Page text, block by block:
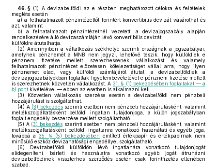
46. § (1) A devizabelföldi az e részben meghatározott célokra és feltételek
megléte esetén
a) a felhatalmazott pénzintézettől forintért konvertibilis devizát vásárolhat és
azt, valamint
b) a felhatalmazott pénzintézetnél vezetett, a devizajogszabály alapján
rendelkezésére álló devizaszámláján lévő konvertibilis devizát
külföldre átutalhatja.
(2) Amennyiben a vállalkozás székhelye szerinti országnak a jogszabályai,
amelynek pénznemét a MNB nem jegyzi, lehetővé teszik, hogy külföldiek e
pénznem fizetése mellett szerezhessenek vállalkozást és valamely
felhatalmazott pénzintézet előzetesen kötelezettséget vállal arra, hogy ilyen
pénznemet elad, vagy külföldi számlájáról átutal, a devizabelföldiek a
devizajogszabályokban foglaltak figyelembevételével e pénznem fizetése mellett
is szerezhetnek közvetlen vállalkozást. A 31. § (1) bekezdésében foglaltakat — a
b) pont kivételével — ebben az esetben is alkalmazni kell.
(3) Közvetlen vállalkozás szerzése esetén a devizabelföldi nem pénzbeli
hozzájárulást is szolgáltathat.
(4) A (3) bekezdésszerinti esetben nem pénzbeli hozzájárulásként, valamint
mellékszolgáltatásként belföldi ingatlan tulajdonjoga, a külön jogszabályban
foglalt engedély beszerzése mellett szolgáltatható.
(5) A (3) bekezdés szerinti esetben nem pénzbeli hozzájárulásként, valamint
mellékszolgáltatásként belföldi ingatlanra vonatkozó használati és egyéb joga,
továbbá a 35. § (5) bekezdésében említett értékpapír és értékpapírnak nem
minősülő eszköz devizahatósági engedéllyel szolgáltatható.
(6) Devizabelföldi külföldön lévő ingatlanára vonatkozó tulajdonjogát
elidegeníteni, bérleti és használatra vonatkozó egyéb jogát átruházni
devizabelföldinek visszterhes szerződés esetén csak forintfizetés ellenében
szabad.